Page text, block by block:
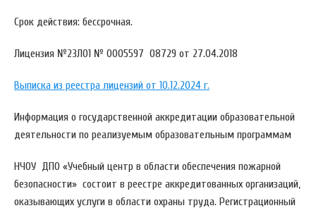
Срок действия: бессрочная.
Лицензия №23Л01 № 0005597 08729 от 27.04.2018
Выписка из реестра лицензий от 10.12.2024 г.
Информация о государственной аккредитации образовательной
деятельности по реализуемым образовательным программам
НЧОУ ДПО «Учебный центр в области обеспечения пожарной
безопасности» состоит в реестре аккредитованных организаций,
оказывающих услуги в области охраны труда. Регистрационный